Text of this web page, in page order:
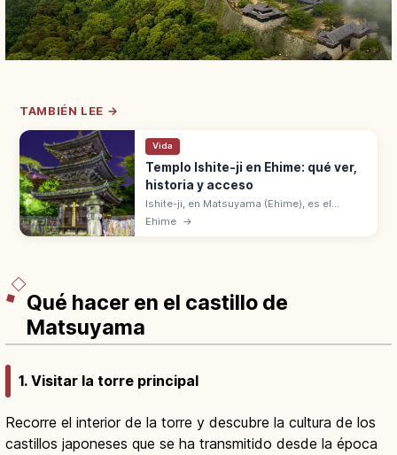
TAMBIÉN LEE →
Vida
Templo Ishite-ji en Ehime: qué ver,
historia y acceso
Ishite-ji, en Matsuyama (Ehime), es el
templo n.º 51 de la peregrinación de los 88
Ehime →
Qué hacer en el castillo de
Matsuyama
1. Visitar la torre principal
Recorre el interior de la torre y descubre la cultura de los
castillos japoneses que se ha transmitido desde la época